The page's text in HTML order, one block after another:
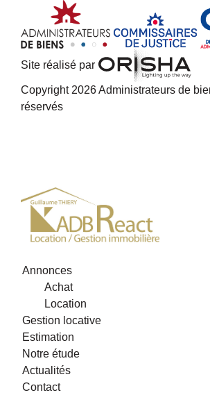
Site réalisé par
Copyright 2026 Administrateurs de
réservés
Annonces
Achat
Location
Gestion locative
Estimation
Notre étude
Actualités
Contact